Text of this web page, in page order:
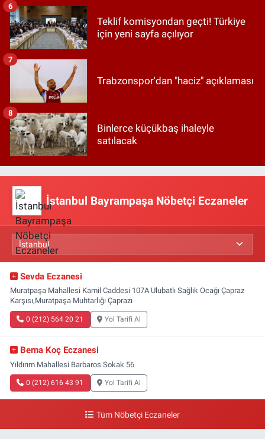
Teklif komisyondan geçti! Türkiye
için yeni sayfa açılıyor
6
Trabzonspor'dan "haciz" açıklaması
7
Binlerce küçükbaş ihaleyle
satılacak
8
İstanbul Bayrampaşa Nöbetçi Eczaneler
Sevda Eczanesi
Muratpaşa Mahallesi Kamil Caddesi 107A Ulubatlı Sağlık Ocağı Çapraz
Karşısı,Muratpaşa Muhtarlığı Çaprazı
0 (212) 564 20 21 Yol Tarifi Al
Berna Koç Eczanesi
Yıldırım Mahallesi Barbaros Sokak 56
0 (212) 616 43 91 Yol Tarifi Al
Tüm Nöbetçi Eczaneler